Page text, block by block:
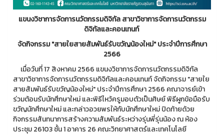
แขนงวิชาการจัดการนวัตกรรมดิจิทัล สาขาวิชาการจัดการนวัตกรรม
ดิจิทัลและคอนเทนท์
จัดกิจกรรม "สายใยสายสัมพันธ์รับขวัญน้องใหม่" ประจำปีการศึกษา
2566
เมื่อวันที่ 17 สิงหาคม 2566 แขนงวิชาการจัดการนวัตกรรมดิจิทัล
สาขาวิชาการจัดการนวัตกรรมดิจิทัลและคอนเทนท์ จัดกิจกรรม "สายใย
สายสัมพันธ์รับขวัญน้องใหม่" ประจำปีการศึกษา 2566 คณาจารย์เข้า
ร่วมต้อนรับนักศึกษาใหม่ และพิธีไหว้ครูมอบตัวเป็นศิษย์ พิธีผูกข้อมือรับ
ขวัญนักศึกษาใหม่ และกล่าวอวยพรให้กับนักศึกษาใหม่ ปิดท้ายด้วย
กิจกรรมสันทนาการสร้างความสัมพันธ์ระหว่างรุ่นพี่รุ่นน้อง ณ ห้อง
ประชุม 26103 ชั้น 1 อาคาร 26 คณะวิทยาศาสตร์และเทคโนโลยี